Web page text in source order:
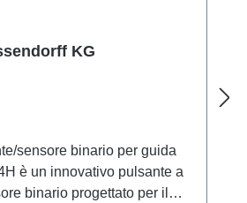
KG
sensore binario per guida
è un innovativo pulsante a
binario progettato per il